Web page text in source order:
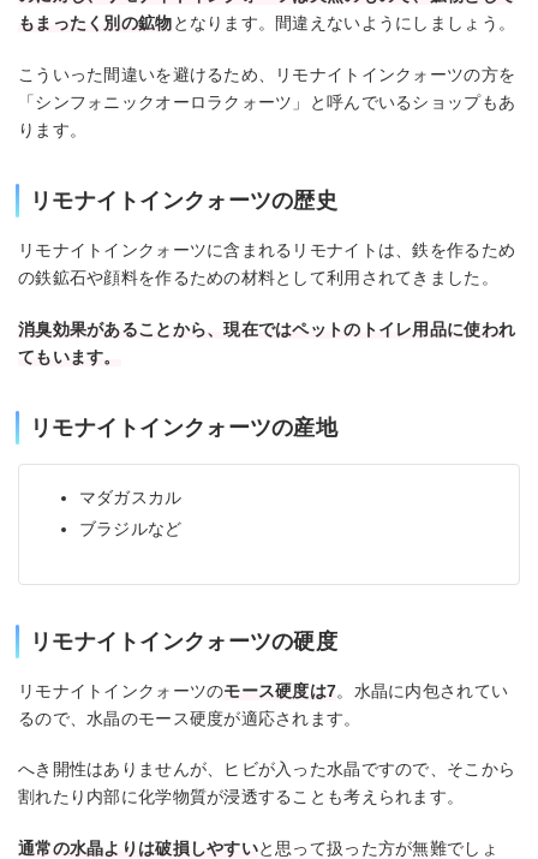
もまったく別の鉱物となります。間違えないようにしましょう。
こういった間違いを避けるため、リモナイトインクォーツの方を
「シンフォニックオーロラクォーツ」と呼んでいるショップもあ
ります。
リモナイトインクォーツの歴史
リモナイトインクォーツに含まれるリモナイトは、鉄を作るため
の鉄鉱石や顔料を作るための材料として利用されてきました。
消臭効果があることから、現在ではペットのトイレ用品に使われ
てもいます。
リモナイトインクォーツの産地
マダガスカル
ブラジルなど
リモナイトインクォーツの硬度
リモナイトインクォーツのモース硬度は7。水晶に内包されてい
るので、水晶のモース硬度が適応されます。
へき開性はありませんが、ヒビが入った水晶ですので、そこから
割れたり内部に化学物質が浸透することも考えられます。
通常の水晶よりは破損しやすいと思って扱った方が無難でしょ